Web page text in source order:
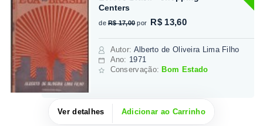
Centers
de R$ 17,00 por R$ 13,60
Autor: Alberto de Oliveira Lima Filho
Ano: 1971
Conservação: Bom Estado
Ver detalhes Adicionar ao Carrinho